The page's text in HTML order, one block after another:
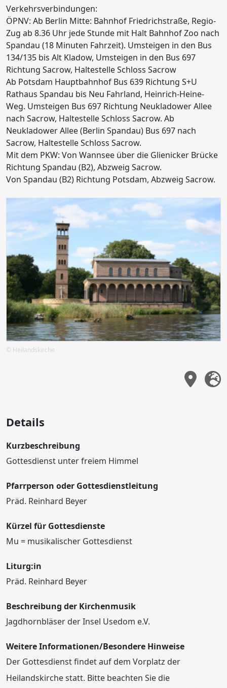
Verkehrsverbindungen:
ÖPNV: Ab Berlin Mitte: Bahnhof Friedrichstraße, Regio-
Zug ab 8.36 Uhr jede Stunde mit Halt Bahnhof Zoo nach
Spandau (18 Minuten Fahrzeit). Umsteigen in den Bus
134/135 bis Alt Kladow, Umsteigen in den Bus 697
Richtung Sacrow, Haltestelle Schloss Sacrow
Ab Potsdam Hauptbahnhof Bus 639 Richtung S+U
Rathaus Spandau bis Neu Fahrland, Heinrich-Heine-
Weg. Umsteigen Bus 697 Richtung Neukladower Allee
nach Sacrow, Haltestelle Schloss Sacrow. Ab
Neukladower Allee (Berlin Spandau) Bus 697 nach
Sacrow, Haltestelle Schloss Sacrow.
Mit dem PKW: Von Wannsee über die Glienicker Brücke
Richtung Spandau (B2), Abzweig Sacrow.
Von Spandau (B2) Richtung Potsdam, Abzweig Sacrow.
© Heilandskirche
Details
Kurzbeschreibung
Gottesdienst unter freiem Himmel
Pfarrperson oder Gottesdienstleitung
Präd. Reinhard Beyer
Kürzel für Gottesdienste
Mu = musikalischer Gottesdienst
Liturg:in
Präd. Reinhard Beyer
Beschreibung der Kirchenmusik
Jagdhornbläser der Insel Usedom e.V.
Weitere Informationen/Besondere Hinweise
Der Gottesdienst findet auf dem Vorplatz der
Heilandskirche statt. Bitte beachten Sie die